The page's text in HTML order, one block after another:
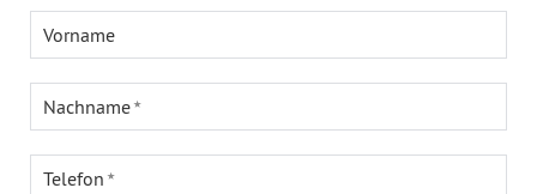
Vorname
Nachname
Telefon